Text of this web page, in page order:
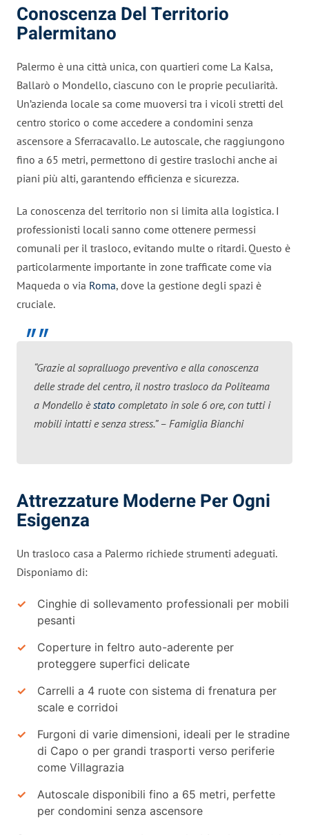
Conoscenza Del Territorio
Palermitano
Palermo è una città unica, con quartieri come La Kalsa,
Ballarò o Mondello, ciascuno con le proprie peculiarità.
Un’azienda locale sa come muoversi tra i vicoli stretti del
centro storico o come accedere a condomini senza
ascensore a Sferracavallo. Le autoscale, che raggiungono
fino a 65 metri, permettono di gestire traslochi anche ai
piani più alti, garantendo efficienza e sicurezza.
La conoscenza del territorio non si limita alla logistica. I
professionisti locali sanno come ottenere permessi
comunali per il trasloco, evitando multe o ritardi. Questo è
particolarmente importante in zone trafficate come via
Maqueda o via Roma, dove la gestione degli spazi è
cruciale.
“Grazie al sopralluogo preventivo e alla conoscenza
delle strade del centro, il nostro trasloco da Politeama
a Mondello èstato completato in sole 6 ore, con tutti i
mobili intatti e senza stress.” – Famiglia Bianchi
Attrezzature Moderne Per Ogni
Esigenza
Un trasloco casa a Palermo richiede strumenti adeguati.
Disponiamo di:
Cinghie di sollevamento professionali per mobili
pesanti
Coperture in feltro auto-aderente per
proteggere superfici delicate
Carrelli a 4 ruote con sistema di frenatura per
scale e corridoi
Furgoni di varie dimensioni, ideali per le stradine
di Capo o per grandi trasporti verso periferie
come Villagrazia
Autoscale disponibili fino a 65 metri, perfette
per condomini senza ascensore